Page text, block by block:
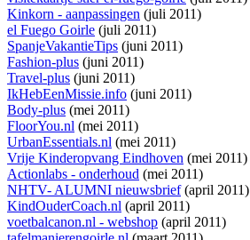
Kinkorn - aanpassingen (juli 2011)
el Fuego Goirle (juli 2011)
SpanjeVakantieTips (juni 2011)
Fashion-plus (juni 2011)
Travel-plus (juni 2011)
IkHebEenMissie.info (juni 2011)
Body-plus (mei 2011)
FloorYou.nl (mei 2011)
UrbanEssentials.nl (mei 2011)
Vrije Kinderopvang Eindhoven (mei 2011)
Actionlabs - onderhoud (mei 2011)
NHTV- ALUMNI nieuwsbrief(april 2011)
KindOuderCoach.nl (april 2011)
voetbalcanon.nl - webshop (april 2011)